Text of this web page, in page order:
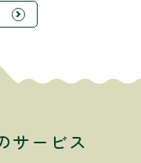
サービス